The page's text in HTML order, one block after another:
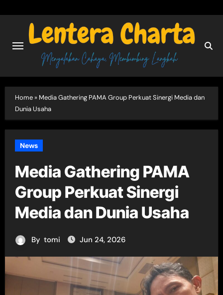
Home» Media Gathering PAMA Group Perkuat Sinergi Media dan
Dunia Usaha
News
Media Gathering PAMA
Group Perkuat Sinergi
Media dan Dunia Usaha
By tomi Jun 24, 2026